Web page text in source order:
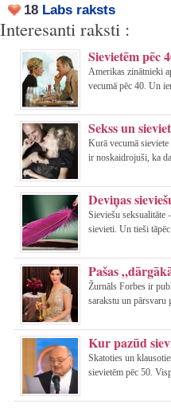
18 Labs raksts
Interesanti raksti :
Sievietēm pēc
Amerikas zinātnieki
vecumā pēc 40. Un
Sekss un
Kurā vecumā
ir noskaidrojuši, ka
Deviņas
Sieviešu seksualitāte
sievieti. Un tieši
Pašas
Žurnāls Forbes ir
sarakstu un pārsvaru
Kur pazūd
Skatoties un
sievietēm pēc 50.